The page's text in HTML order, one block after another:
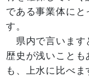
である事業体にと
す。
県内で言います
歴史が浅いこと
も、上水に比べ